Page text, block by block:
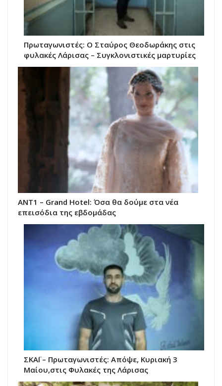
Πρωταγωνιστές: Ο Σταύρος Θεοδωράκης στις
φυλακές Λάρισας – Συγκλονιστικές μαρτυρίες
ΑΝΤ1 – Grand Hotel: Όσα θα δούμε στα νέα
επεισόδια της εβδομάδας
ΣΚΑΪ – Πρωταγωνιστές: Απόψε, Κυριακή 3
Μαίου,στις Φυλακές της Λάρισας